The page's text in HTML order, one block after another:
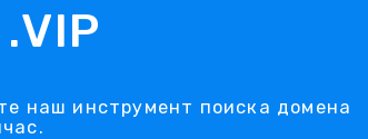
наш инструмент поиска домена